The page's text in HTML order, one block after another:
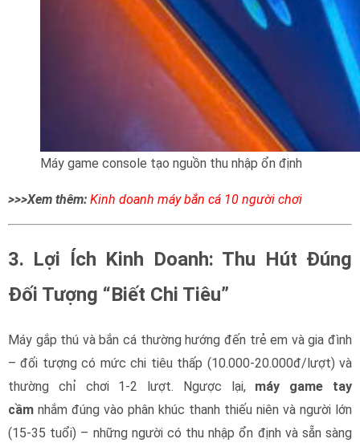
Máy game console tạo nguồn thu nhập ổn định
>>>Xem thêm: Kinh doanh máy bắn cá 10 người chơi
3. Lợi Ích Kinh Doanh: Thu Hút Đúng
Đối Tượng “Biết Chi Tiêu”
Máy gắp thú và bắn cá thường hướng đến trẻ em và gia đình
– đối tượng có mức chi tiêu thấp (10.000-20.000đ/lượt) và
thường chỉ chơi 1-2 lượt. Ngược lại, máy game tay
cầm nhắm đúng vào phân khúc thanh thiếu niên và người lớn
(15-35 tuổi) – những người có thu nhập ổn định và sẵn sàng